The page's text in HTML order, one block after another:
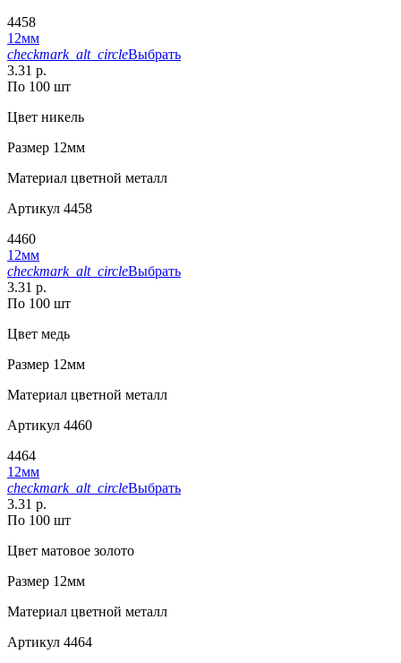
4458
12мм
checkmark_alt_circleВыбрать
3.31 р.
По 100 шт
Цвет никель
Размер 12мм
Материал цветной металл
Артикул 4458
4460
12мм
checkmark_alt_circleВыбрать
3.31 р.
По 100 шт
Цвет медь
Размер 12мм
Материал цветной металл
Артикул 4460
4464
12мм
checkmark_alt_circleВыбрать
3.31 р.
По 100 шт
Цвет матовое золото
Размер 12мм
Материал цветной металл
Артикул 4464